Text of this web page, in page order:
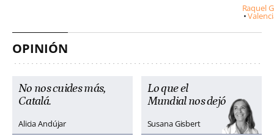
Raquel
OPINIÓN
No nos cuides más,
Catalá.
Alicia Andújar
Lo que el
Mundial nos dejó
Susana Gisbert